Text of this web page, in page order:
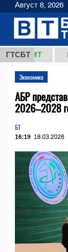
ГТСБТ
ТМТ
Экономика
АБР
2026–2028
БТ
16:19 18.03.2026
Август 8, 2026